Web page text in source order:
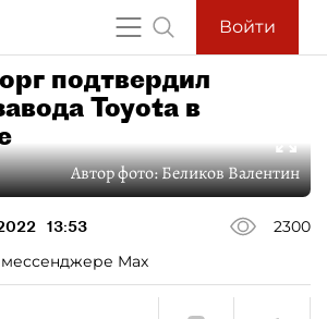
Войти
подтвердил
Toyota в
Автор фото:Беликов Валентин
13:53
2300
Max